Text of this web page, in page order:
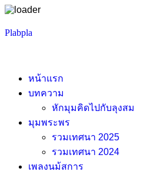
Skip
Plabpla
หน้าแรก
บทความ
หักมุมคิดไปกับลุงสม
มุมพระพร
รวมเทศนา 2025
รวมเทศนา 2024
เพลงนม้สการ